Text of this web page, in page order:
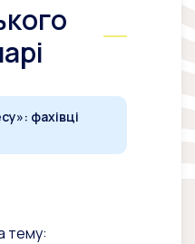
фахівці
тему: